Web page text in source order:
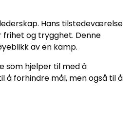
Hans tilstedeværelse
frihet og trygghet. Denne
av en kamp.
som hjelper til med å
å forhindre mål, men også til å